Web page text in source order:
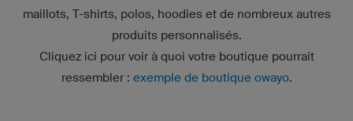
maillots, T-shirts, polos, hoodies et de nombreux autres
produits personnalisés.
Cliquez ici pour voir à quoi votre boutique pourrait
ressembler : exemple de boutique owayo.